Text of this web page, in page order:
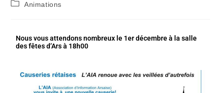
Animations
Nous vous attendons nombreux le 1er décembre à la salle
des fêtes d’Ars à 18h00